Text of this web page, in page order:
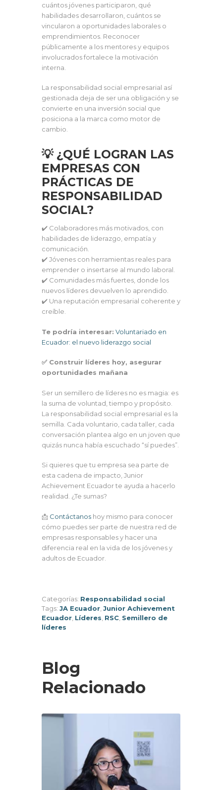
cuántos jóvenes participaron, qué
habilidades desarrollaron, cuántos se
vincularon a oportunidades laborales o
emprendimientos. Reconocer
públicamente a los mentores y equipos
involucrados fortalece la motivación
interna.
La responsabilidad social empresarial así
gestionada deja de ser una obligación y se
convierte en una inversión social que
posiciona a la marca como motor de
cambio.
💡 ¿QUÉ LOGRAN LAS
EMPRESAS CON
PRÁCTICAS DE
RESPONSABILIDAD
SOCIAL?
✔️ Colaboradores más motivados, con
habilidades de liderazgo, empatía y
comunicación.
✔️ Jóvenes con herramientas reales para
emprender o insertarse al mundo laboral.
✔️ Comunidades más fuertes, donde los
nuevos líderes devuelven lo aprendido.
✔️ Una reputación empresarial coherente y
creíble.
Te podría interesar: Voluntariado en
Ecuador: el nuevo liderazgo social
✅ Construir líderes hoy, asegurar
oportunidades mañana
Ser un semillero de líderes no es magia: es
la suma de voluntad, tiempo y propósito.
La responsabilidad social empresarial es la
semilla. Cada voluntario, cada taller, cada
conversación plantea algo en un joven que
quizás nunca había escuchado “sí puedes”.
Si quieres que tu empresa sea parte de
esta cadena de impacto, Junior
Achievement Ecuador te ayuda a hacerlo
realidad. ¿Te sumas?
📩 Contáctanos hoy mismo para conocer
cómo puedes ser parte de nuestra red de
empresas responsables y hacer una
diferencia real en la vida de los jóvenes y
adultos de Ecuador.
Categorías: Responsabilidad social
Tags: JA Ecuador Junior Achievement
Ecuador Líderes RSC Semillero de
líderes
Blog
Relacionado